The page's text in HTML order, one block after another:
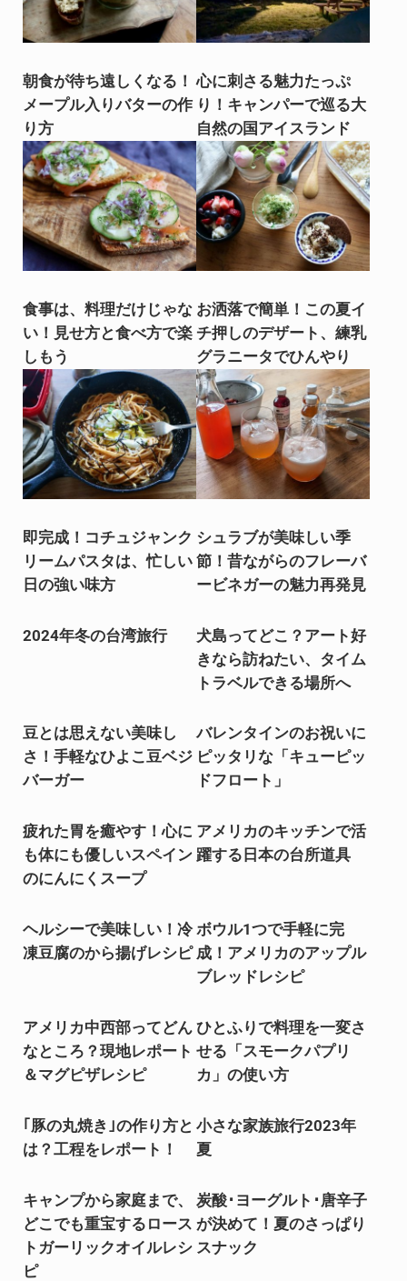
朝食が待ち遠しくなる！
メープル入りバターの作
り方
心に刺さる魅力たっぷ
り！キャンパーで巡る大
自然の国アイスランド
食事は、料理だけじゃな
い！見せ方と食べ方で楽
しもう
お洒落で簡単！この夏イ
チ押しのデザート、練乳
グラニータでひんやり
即完成！コチュジャンク
リームパスタは、忙しい
日の強い味方
シュラブが美味しい季
節！昔ながらのフレーバ
ービネガーの魅力再発見
2024年冬の台湾旅行
犬島ってどこ？アート好
きなら訪ねたい、タイム
トラベルできる場所へ
豆とは思えない美味し
さ！手軽なひよこ豆ベジ
バーガー
バレンタインのお祝いに
ピッタリな「キューピッ
ドフロート」
疲れた胃を癒やす！心に
も体にも優しいスペイン
のにんにくスープ
アメリカのキッチンで活
躍する日本の台所道具
ヘルシーで美味しい！冷
凍豆腐のから揚げレシピ
ボウル1つで手軽に完
成！アメリカのアップル
ブレッドレシピ
アメリカ中西部ってどん
なところ？現地レポート
＆マグピザレシピ
ひとふりで料理を一変さ
せる「スモークパプリ
カ」の使い方
｢豚の丸焼き｣の作り方と
は？工程をレポート！
小さな家族旅行2023年
夏
キャンプから家庭まで、
どこでも重宝するロース
トガーリックオイルレシ
ピ
炭酸･ヨーグルト･唐辛子
が決めて！夏のさっぱり
スナック